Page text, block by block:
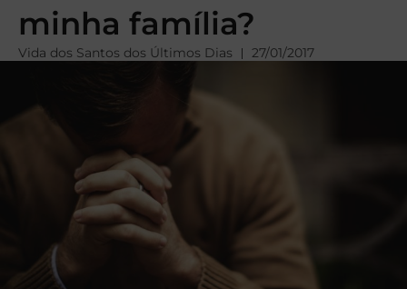
minha família?
Vida dos Santos dos Últimos Dias 27/01/2017